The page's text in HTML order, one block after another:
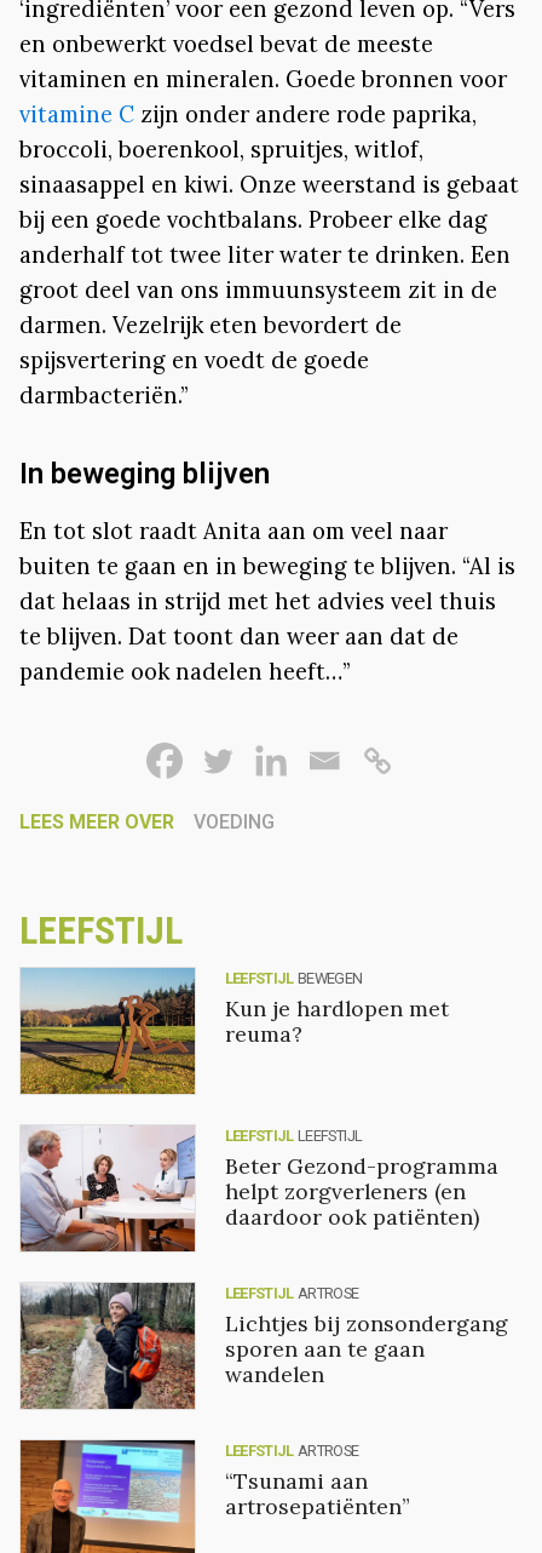
‘ingrediënten’ voor een gezond leven op. “Vers
en onbewerkt voedsel bevat de meeste
vitaminen en mineralen. Goede bronnen voor
vitamine C zijn onder andere rode paprika,
broccoli, boerenkool, spruitjes, witlof,
sinaasappel en kiwi. Onze weerstand is gebaat
bij een goede vochtbalans. Probeer elke dag
anderhalf tot twee liter water te drinken. Een
groot deel van ons immuunsysteem zit in de
darmen. Vezelrijk eten bevordert de
spijsvertering en voedt de goede
darmbacteriën.”
In beweging blijven
En tot slot raadt Anita aan om veel naar
buiten te gaan en in beweging te blijven. “Al is
dat helaas in strijd met het advies veel thuis
te blijven. Dat toont dan weer aan dat de
pandemie ook nadelen heeft…”
LEES MEER OVER VOEDING
LEEFSTIJL
LEEFSTIJL BEWEGEN
Kun je hardlopen met
reuma?
LEEFSTIJL LEEFSTIJL
Beter Gezond-programma
helpt zorgverleners (en
daardoor ook patiënten)
LEEFSTIJL ARTROSE
Lichtjes bij zonsondergang
sporen aan te gaan
wandelen
LEEFSTIJL ARTROSE
“Tsunami aan
artrosepatiënten”